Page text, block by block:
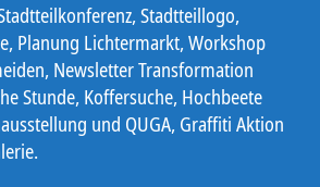
Stadtteillogo,
Planung Lichtermarkt, Workshop
Newsletter Transformation
Stunde, Koffersuche, Hochbeete
und QUGA, Graffiti Aktion